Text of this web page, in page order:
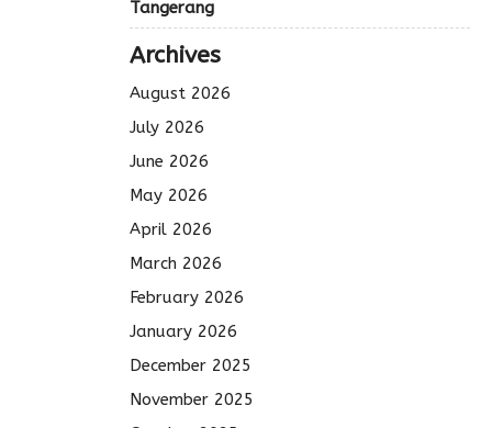
Tangerang
Archives
August 2026
July 2026
June 2026
May 2026
April 2026
March 2026
February 2026
January 2026
December 2025
November 2025